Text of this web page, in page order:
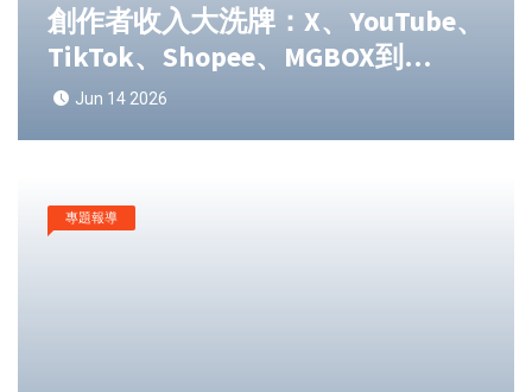
創作者收入大洗牌：X、YouTube、
TikTok、Shopee、MGBOX到
Instagram與Coupang分潤機制全
Jun 14 2026
專題報導